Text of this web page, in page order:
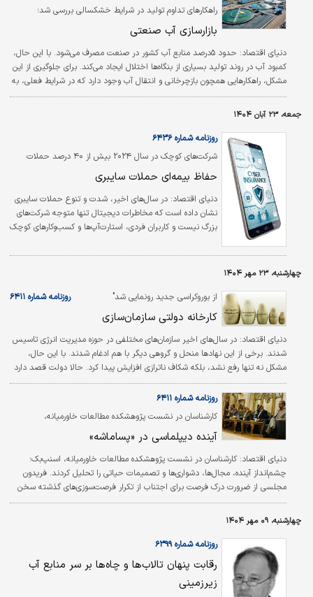
راهکارهای تداوم تولید در شرایط خشکسالی بررسی شد؛
بازارسازی آب صنعتی
دنیای اقتصاد:
حدود ۵درصد منابع آب کشور در صنعت مصرف می‌شود. با این حال،
کمبود آب در روند تولید بسیاری از بنگاه‌ها اختلال ایجاد می‌کند. برای جلوگیری از این
مشکل، راهکارهایی همچون بازچرخانی و انتقال آب وجود دارد که در شرایط فعلی، به
لحاظ قیمتی چندان به‌صرفه نیستند. کارشناسان معتقدند ایجاد بازار آب می‌تواند در
کوتاه‌مدت مشکلات صنایع را کاهش دهد. بنگاه‌ها در این بازار می‌توانند بخشی از آب
مورد نیاز خود را از کشاورزان خریداری کنند؛ روشی که منافع هر دو بخش را تامین
می‌کند.
جمعه، ۲۳ آبان ۱۴۰۴
شرکت‏‏‏‏‌های کوچک در سال ۲۰۲۴ بیش از ۴۰ درصد حملات
دیجیتال را تجربه کردند
روزنامه شماره ۶۴۳۶
حفاظ بیمه‌ای حملات سایبری
دنیای اقتصاد: در سال‌‌‌‌‌های اخیر، شدت و تنوع حملات سایبری
نشان داده است که مخاطرات دیجیتال تنها متوجه شرکت‌‌‌‌‌های
بزرگ نیست و کاربران فردی، استارت‌‌‌‌‌آپ‌‌‌‌‌ها و کسب‌‌‌‌‌وکارهای کوچک
می‌‌‌‌‌شوند.
چهارشنبه، ۲۳ مهر ۱۴۰۴
از بوروکراسی جدید رونمایی شد" روزنامه شماره ۶۴۱۱
کارخانه دولتی سازمان‌سازی
دنیای اقتصاد: در سال‌های اخیر سازمان‌های مختلفی در حوزه مدیریت انرژی تاسیس
شدند. برخی از این نهادها منحل و گروهی دیگر با هم ادغام شدند. با این حال،
مشکل نه تنها رفع نشد، بلکه شکاف ناترازی افزایش پیدا کرد. حالا دولت قصد دارد
تا با تشکیل سازمان «بهینه‌سازی و مدیریت راهبردی انرژی»، یک راه‌حل جامع برای
مشکلات موجود پیدا کند. در مقابل، کارشناسان معتقدند برای حل بحران ناترازی لازم
است ابعاد سازمان‌های دولتی کاهش یابد تا فضا برای فعالیت سرمایه‌گذاران بخش
خصوصی فراهم شود.
کارشناسان در نشست پژوهشکده مطالعات خاورمیانه،
«اسنپ‌بک: مجال‌ها، دشواری‌ها و تصمیمات حیاتی» را تحلیل
کردند
روزنامه شماره ۶۴۱۱
آینده دیپلماسی در «پساماشه»
دنیای اقتصاد: کارشناسان در نشست پژوهشکده مطالعات خاورمیانه، اسنپ‌بک؛
چشم‌انداز آینده، مجال‌ها، دشواری‌ها و تصمیمات حیاتی را تحلیل کردند. فریدون
مجلسی از ضرورت درک فرصت برای اجتناب از تکرار فرصت‌سوزی‌های گذشته سخن
گفت. حسین علایی فشار تحمیلی غرب و نقشه ترامپ تحت لوای صلح‌خواهی را
تشریح کرد. جهانگیر کرمی ضرورت بهره‌گیری از فرصت پیش آمده را برای شناخت
جایگاه در نظام بین‌الملل خاطرنشان کرد و حسین مفیدی‌احمدی هم توضیح داد که
چگونه اروپا و آمریکا بر اساس یک راهبرد، قصد منزوی‌ساختن ایران را دارند.
چهارشنبه، ۰۹ مهر ۱۴۰۴
روزنامه شماره ۶۳۹۹
رقابت پنهان تالاب‌ها و چاه‌ها بر سر منابع آب
زیرزمینی